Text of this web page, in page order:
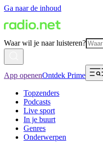
Ga naar de inhoud
Waar wil je naar luisteren?
App openenOntdek Prime
Topzenders
Podcasts
Live sport
In je buurt
Genres
Onderwerpen